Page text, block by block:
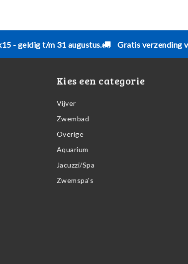
- geldig t/m 31 augustus. Gratis verzending
Kies een categorie
Vijver
Zwembad
Overige
Aquarium
Jacuzzi/Spa
Zwemspa's